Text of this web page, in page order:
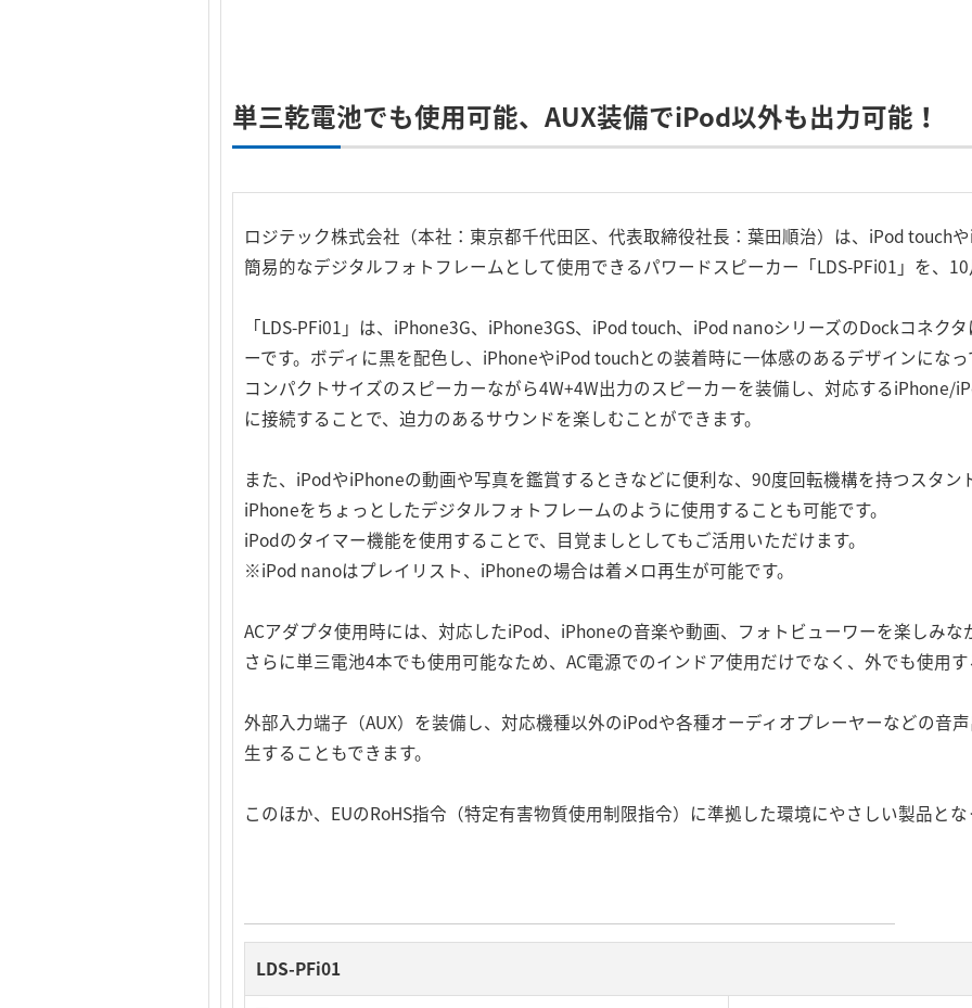
単三乾電池でも使用可能、AUX装備でiPod以外も出力可能！
ロジテック株式会社（本社：東京都千代田区、代表取締役社長：葉田順治）は、iPod touch
簡易的なデジタルフォトフレームとして使用できるパワードスピーカー「LDS-PFi01」を、10
「LDS-PFi01」は、iPhone3G、iPhone3GS、iPod touch、iPod nanoシリーズのDockコネク
ーです。ボディに黒を配色し、iPhoneやiPod touchとの装着時に一体感のあるデザインになっ
コンパクトサイズのスピーカーながら4W+4W出力のスピーカーを装備し、対応するiPhone/
に接続することで、迫力のあるサウンドを楽しむことができます。
また、iPodやiPhoneの動画や写真を鑑賞するときなどに便利な、90度回転機構を持つスタン
iPhoneをちょっとしたデジタルフォトフレームのように使用することも可能です。
iPodのタイマー機能を使用することで、目覚ましとしてもご活用いただけます。
※iPod nanoはプレイリスト、iPhoneの場合は着メロ再生が可能です。
ACアダプタ使用時には、対応したiPod、iPhoneの音楽や動画、フォトビューワーを楽しみな
さらに単三電池4本でも使用可能なため、AC電源でのインドア使用だけでなく、外でも使用す
外部入力端子（AUX）を装備し、対応機種以外のiPodや各種オーディオプレーヤーなどの音
生することもできます。
このほか、EUのRoHS指令（特定有害物質使用制限指令）に準拠した環境にやさしい製品とな
LDS-PFi01